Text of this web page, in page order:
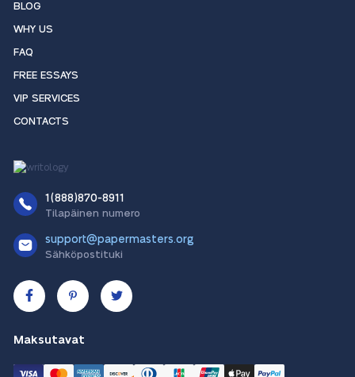
BLOG
WHY US
FAQ
FREE ESSAYS
VIP SERVICES
CONTACTS
1(888)870-8911
Tilapäinen numero
support@papermasters.org
Sähköpostituki
Maksutavat